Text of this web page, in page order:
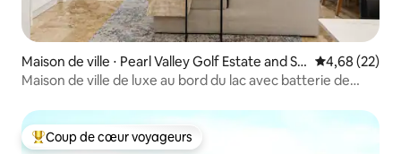
Maison de ville ⋅ Pearl Valley Golf Estate and Sp
a
Évaluation
4,68 (22)
Maison de ville de luxe au bord du lac avec batterie de
Coups de cœur voyageurs les plus appréciés
Coup de cœur voyageurs